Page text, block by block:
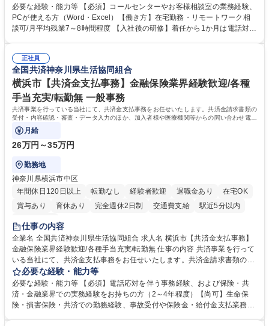
様相談室でのお仕事です。 日々お客様からいただくキリングループへのご
意見を、企業活動に活かしています。お客様からの声に迅速かつ誠意をも
って対応、情報提供するとともにグループ内活動に反映しています。 【具
平均100件前後■メール・手紙：同上40件前後 募集職種 中野本社【お客様
相談室】お客様のお声をもとにより良い商品づくりへ貢献
必要な経験・能力等 【必須】コールセンターやお客様相談室の業務経験、
PCが使える方（Word・Excel）【働き方】在宅勤務・リモートワーク相
談可/月平均残業7～8時間程度 【入社後の研修】着任から1か月は電話対応
すのでご安心ください。 【当社について】キリングループの広報機能を担
う会社として、お客様との出会いを大切にし、磨き上げたホスピタリティ
を込めてコミュニケーションをとりながら広報関連業務を行っておりま
す。 学歴・資格 学歴：大学院 大学 高専 短大 専修学校 高校 語学力： 資
格：
正社員
全国共済神奈川県生活協同組合
横浜市【共済金支払事務】金融保険業界経験歓迎/各種
手当充実/転勤無 一般事務
共済事業を行っている当社にて、共済金支払事務をお任せいたします。共済金請求書類の
受付・内容確認・審査・データ入力のほか、加入者様や医療機関等からの問い合わせ電話
対応や書類発送等を担当します。
月給
26万円～35万円
勤務地
神奈川県横浜市中区
年間休日120日以上
転勤なし 経験者歓迎 退職金あり
在宅OK
賞与あり
育休あり 完全週休2日制 交通費支給
駅近5分以内
土日祝休み
仕事の内容
企業名 全国共済神奈川県生活協同組合 求人名 横浜市【共済金支払事務】
金融保険業界経験歓迎/各種手当充実/転勤無 仕事の内容 共済事業を行って
いる当社にて、共済金支払事務をお任せいたします。共済金請求書類の受
付・内容確認・審査・データ入力のほか、加入者様や医療機関等からの問
い合わせ電話対応や書類発送等を担当します。 ■共済金請求書類の受付、
内容確認、および共済金支払に関する審査・事務処理業務全般を担当 ■専
用システムへのデータ入力、各種必要書類の作成・発送作業 ■加入者様や
必要な経験・能力等
必要な経験・能力等 【必須】電話応対を伴う事務経験、および保険・共
済・金融業界での実務経験をお持ちの方（2～4年程度）【尚可】生命保
険・損害保険・共済での勤務経験、事故受付や保険金・給付金支払業務経